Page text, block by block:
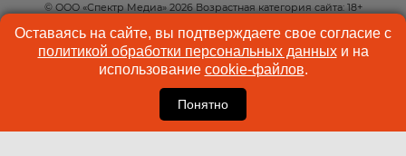
© ООО «Спектр Медиа» 2026 Возрастная категория сайта: 18+
КОНТАКТЫ
РЕКЛАМА
КУКИ-ФАЙЛЫ
ПОЛЬЗОВАТЕЛЬСКОЕ
СОГЛАШЕНИЕ
Оставаясь на сайте, вы подтверждаете свое согласие с
политикой обработки персональных данныхи на
использование cookie-файлов.
Понятно